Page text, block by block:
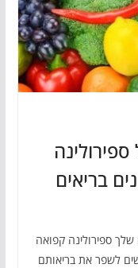
בריאים
ספירולינה קפואה
לשפר את בריאותם